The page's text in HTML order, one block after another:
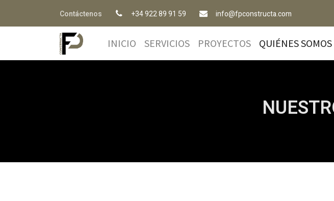
Contáctenos +34 922 89 91 59 info@fpconstructa.com
INICIO SERVICIOS PROYECTOS QUIÉNES SOMOS